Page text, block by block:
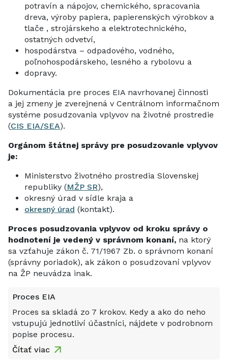
potravín a nápojov, chemického, spracovania
dreva, výroby papiera, papierenských výrobkov a
tlače , strojárskeho a elektrotechnického,
ostatných odvetví,
hospodárstva – odpadového, vodného,
poľnohospodárskeho, lesného a rybolovu a
dopravy.
Dokumentácia pre proces EIA navrhovanej činnosti
a jej zmeny je zverejnená v Centrálnom informačnom
systéme posudzovania vplyvov na životné prostredie
(CIS EIA/SEA).
Orgánom štátnej správy pre posudzovanie vplyvov
je:
Ministerstvo životného prostredia Slovenskej
republiky (MŽP SR),
okresný úrad v sídle kraja a
okresný úrad (kontakt).
Proces posudzovania vplyvov od kroku správy o
hodnotení je vedený v správnom konaní, na ktorý
sa vzťahuje zákon č. 71/1967 Zb. o správnom konaní
(správny poriadok), ak zákon o posudzovaní vplyvov
na ŽP neuvádza inak.
Proces EIA
Proces sa skladá zo 7 krokov. Kedy a ako do neho
vstupujú jednotliví účastníci, nájdete v podrobnom
popise procesu.
Čítať viac